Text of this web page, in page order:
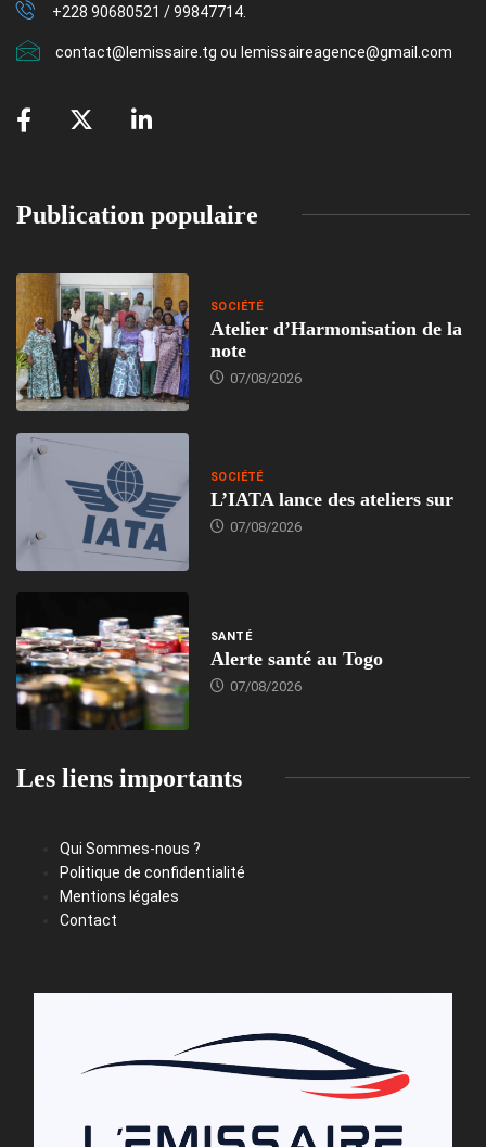
+228 90680521 / 99847714.
contact@lemissaire.tg ou lemissaireagence@gmail.com
Publication populaire
SOCIÉTÉ
Atelier d’Harmonisation de la
note
07/08/2026
SOCIÉTÉ
L’IATA lance des ateliers sur
07/08/2026
SANTÉ
Alerte santé au Togo
07/08/2026
Les liens importants
Qui Sommes-nous ?
Politique de confidentialité
Mentions légales
Contact